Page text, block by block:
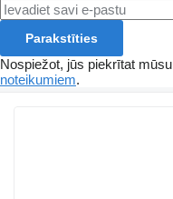
Parakstīties
Nospiežot, jūs piekrītat mūsu
noteikumiem.